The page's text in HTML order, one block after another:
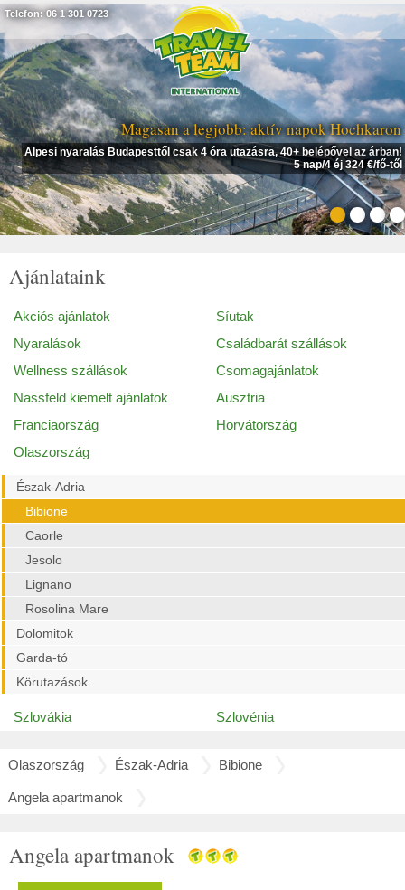
Magasan a legjobb: aktív napok Hochkaron
Alpesi nyaralás Budapesttől csak 4 óra utazásra, 40+ belépővel az árban!
5 nap/4 éj 324 €/fő-től
Telefon: 06 1 301 0723
Ajánlataink
Akciós ajánlatok
Síutak
Nyaralások
Családbarát szállások
Wellness szállások
Csomagajánlatok
Nassfeld kiemelt ajánlatok
Ausztria
Franciaország
Horvátország
Olaszország
Észak-Adria
Bibione
Caorle
Jesolo
Lignano
Rosolina Mare
Dolomitok
Garda-tó
Körutazások
Szlovákia Szlovénia
Olaszország Észak-Adria Bibione
Angela apartmanok
Angela apartmanok